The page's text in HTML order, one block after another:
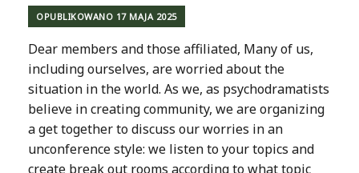
OPUBLIKOWANO 17 MAJA 2025
Dear members and those affiliated, Many of us,
including ourselves, are worried about the
situation in the world. As we, as psychodramatists
believe in creating community, we are organizing
a get together to discuss our worries in an
unconference style: we listen to your topics and
create break out rooms according to what topic